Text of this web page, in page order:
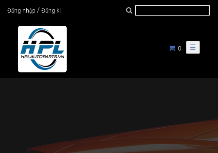
Đăng nhập / Đăng kí
☰
0